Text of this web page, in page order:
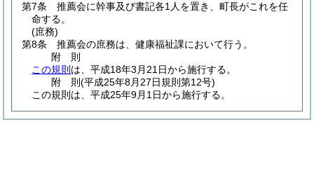
第7条
推薦会に幹事及び書記各1人を置き、町長がこれを任
命する。
(庶務)
第8条
推薦会の庶務は、健康福祉課において行う。
附 則
この規則 は、平成18年3月21日から施行する。
附 則(平成25年8月27日規則第12号)
この規則は、平成25年9月1日から施行する。